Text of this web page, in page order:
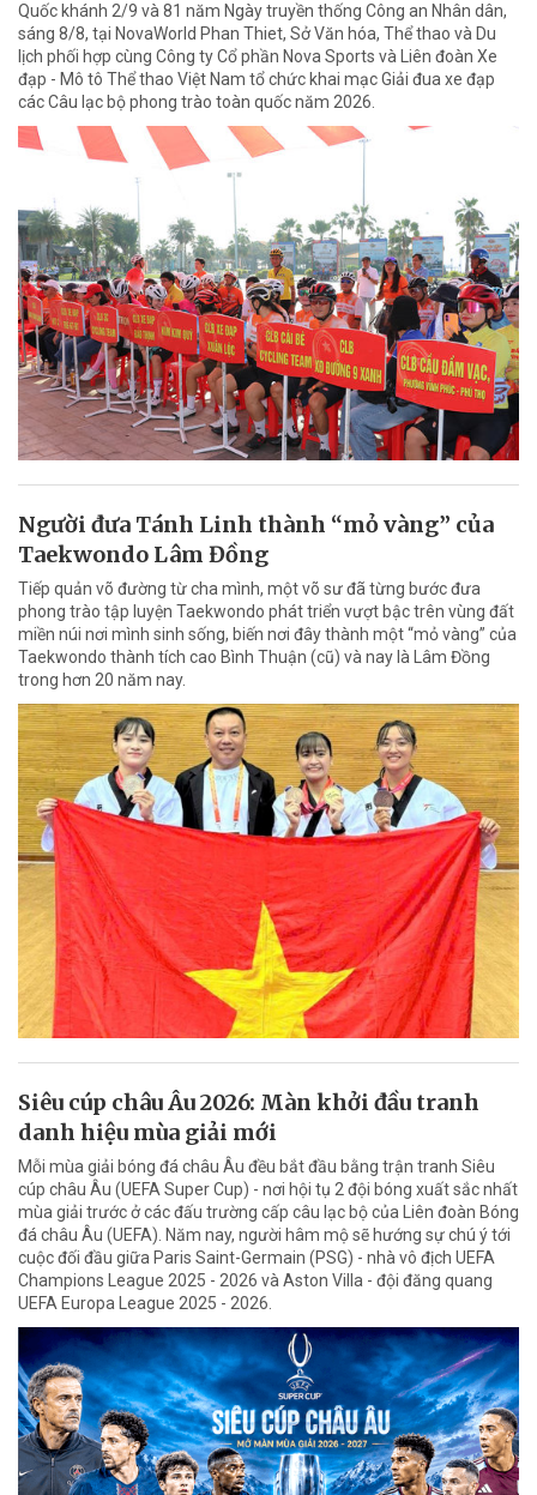
Quốc khánh 2/9 và 81 năm Ngày truyền thống Công an Nhân dân,
sáng 8/8, tại NovaWorld Phan Thiet, Sở Văn hóa, Thể thao và Du
lịch phối hợp cùng Công ty Cổ phần Nova Sports và Liên đoàn Xe
đạp - Mô tô Thể thao Việt Nam tổ chức khai mạc Giải đua xe đạp
các Câu lạc bộ phong trào toàn quốc năm 2026.
Người đưa Tánh Linh thành “mỏ vàng” của
Taekwondo Lâm Đồng
Tiếp quản võ đường từ cha mình, một võ sư đã từng bước đưa
phong trào tập luyện Taekwondo phát triển vượt bậc trên vùng đất
miền núi nơi mình sinh sống, biến nơi đây thành một “mỏ vàng” của
Taekwondo thành tích cao Bình Thuận (cũ) và nay là Lâm Đồng
trong hơn 20 năm nay.
Siêu cúp châu Âu 2026: Màn khởi đầu tranh
danh hiệu mùa giải mới
Mỗi mùa giải bóng đá châu Âu đều bắt đầu bằng trận tranh Siêu
cúp châu Âu (UEFA Super Cup) - nơi hội tụ 2 đội bóng xuất sắc nhất
mùa giải trước ở các đấu trường cấp câu lạc bộ của Liên đoàn Bóng
đá châu Âu (UEFA). Năm nay, người hâm mộ sẽ hướng sự chú ý tới
cuộc đối đầu giữa Paris Saint-Germain (PSG) - nhà vô địch UEFA
Champions League 2025 - 2026 và Aston Villa - đội đăng quang
UEFA Europa League 2025 - 2026.